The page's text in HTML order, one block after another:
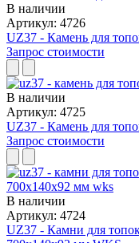
В наличии
Артикул: 4726
UZ37 - Камень для
Запрос стоимости
В наличии
Артикул: 4725
UZ37 - Камень для
Запрос стоимости
В наличии
Артикул: 4724
UZ37 - Камни для